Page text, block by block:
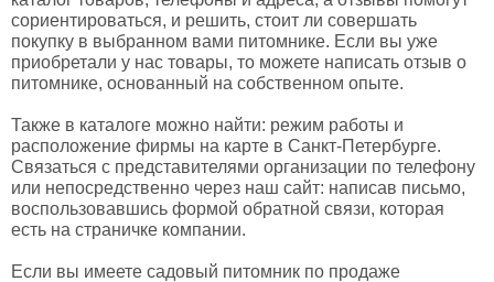
сориентироваться, и решить, стоит ли совершать
покупку в выбранном вами питомнике. Если вы уже
приобретали у нас товары, то можете написать отзыв о
питомнике, основанный на собственном опыте.
Также в каталоге можно найти: режим работы и
расположение фирмы на карте в Санкт-Петербурге.
Связаться с представителями организации по телефону
или непосредственно через наш сайт: написав письмо,
воспользовавшись формой обратной связи, которая
есть на страничке компании.
Если вы имеете садовый питомник по продаже